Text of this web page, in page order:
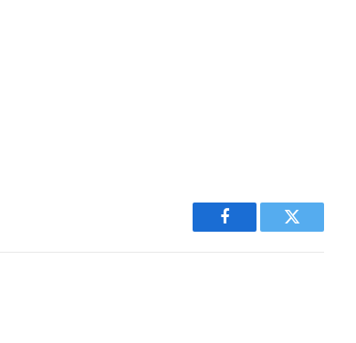
Facebook Twitter